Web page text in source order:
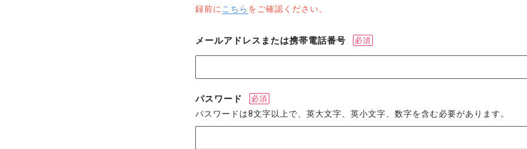
録前に こちら をご確認ください。
メールアドレスまたは携帯電話番号 必須
パスワード 必須
パスワードは8文字以上で、英大文字、英小文字、数字を含む必要があります。